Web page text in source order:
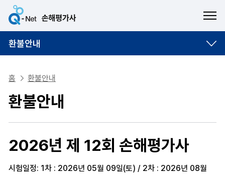
환불안내
홈 환불안내
환불안내
2026년 제 12회 손해평가사
시험일정: 1차 : 2026년 05월 09일(토) / 2차 : 2026년 08월